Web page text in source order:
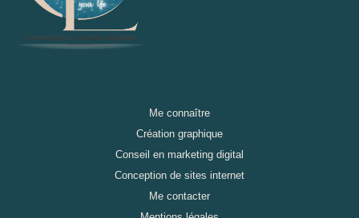
Me connaître
Création graphique
Conseil en marketing digital
Conception de sites internet
Me contacter